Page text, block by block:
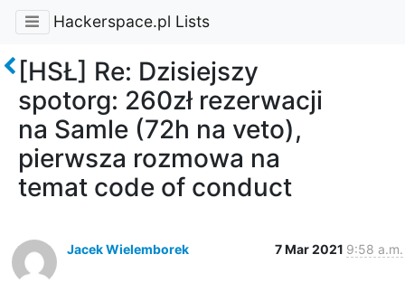
Hackerspace.pl Lists
[HSŁ] Re: Dzisiejszy
spotorg: 260zł rezerwacji
na Samle (72h na veto),
pierwsza rozmowa na
temat code of conduct
Jacek Wielemborek 7 Mar 2021 9:58 a.m.